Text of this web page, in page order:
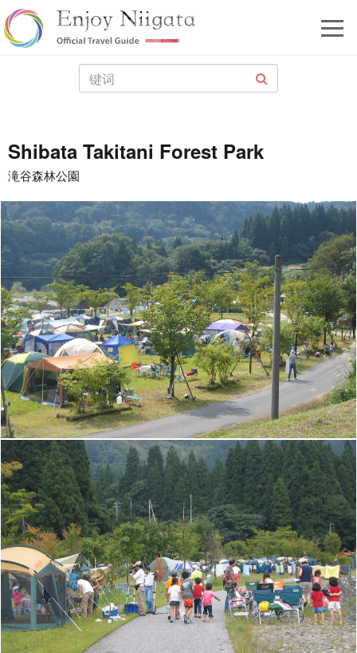
Shibata Takitani Forest Park
滝谷森林公園